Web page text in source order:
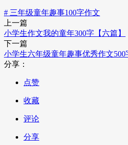
# 三年级童年趣事100字作文
上一篇
小学生作文我的童年300字【六篇】
下一篇
小学生六年级童年趣事优秀作文500
分享：
点赞
收藏
评论
分享